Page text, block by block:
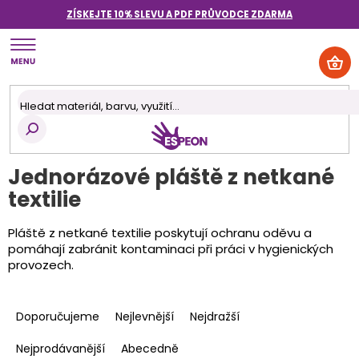
obsah
ZÍSKEJTE 10% SLEVU A PDF PRŮVODCE ZDARMA
Jednorázové pláště z netkané
textilie
Pláště z netkané textilie poskytují ochranu oděvu a
pomáhají zabránit kontaminaci při práci v hygienických
provozech.
a
e
Doporučujeme Nejlevnější
Nejdražší
Nejprodávanější
Abecedně